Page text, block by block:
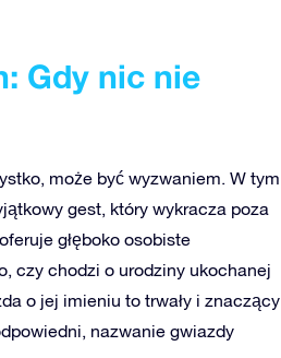
Gdy nic nie
może być wyzwaniem. W tym
gest, który wykracza poza
głęboko osobiste
czy chodzi o urodziny ukochanej
o jej imieniu to trwały i znaczący
nazwanie gwiazdy